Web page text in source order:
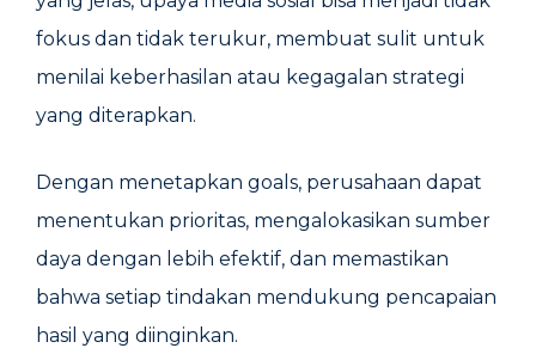
fokus dan tidak terukur, membuat sulit untuk
menilai keberhasilan atau kegagalan strategi
yang diterapkan.
Dengan menetapkan goals, perusahaan dapat
menentukan prioritas, mengalokasikan sumber
daya dengan lebih efektif, dan memastikan
bahwa setiap tindakan mendukung pencapaian
hasil yang diinginkan.